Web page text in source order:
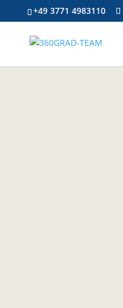
+49 3771 4983110